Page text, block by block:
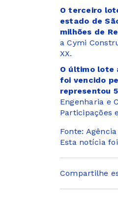
O terceiro
estado de
milhões de
a Cymi
XX.
O último lote
foi vencido
representou
Engenharia e
Participações
Fonte:
Esta notícia
Compartilhe